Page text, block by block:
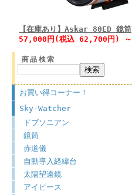
【在庫あり】Askar 80ED 鏡筒
57,000円(税込 62,700円) ～
商品検索
お買い得コーナー！
Sky-Watcher
ドブソニアン
鏡筒
赤道儀
自動導入経緯台
太陽望遠鏡
アイピース